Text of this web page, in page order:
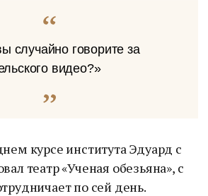
случайно говорите за
видео?»
курсе института Эдуард с
театр «Ученая обезьяна», с
по сей день.